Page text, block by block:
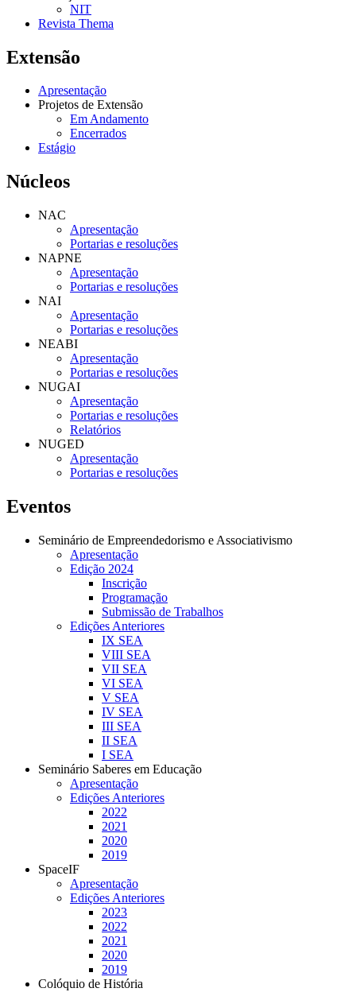
NIT
Revista Thema
Extensão
Apresentação
Projetos de Extensão
Em Andamento
Encerrados
Estágio
Núcleos
NAC
Apresentação
Portarias e resoluções
NAPNE
Apresentação
Portarias e resoluções
NAI
Apresentação
Portarias e resoluções
NEABI
Apresentação
Portarias e resoluções
NUGAI
Apresentação
Portarias e resoluções
Relatórios
NUGED
Apresentação
Portarias e resoluções
Eventos
Seminário de Empreendedorismo e Associativismo
Apresentação
Edição 2024
Inscrição
Programação
Submissão de Trabalhos
Edições Anteriores
IX SEA
VIII SEA
VII SEA
VI SEA
V SEA
IV SEA
III SEA
II SEA
I SEA
Seminário Saberes em Educação
Apresentação
Edições Anteriores
2022
2021
2020
2019
SpaceIF
Apresentação
Edições Anteriores
2023
2022
2021
2020
2019
Colóquio de História